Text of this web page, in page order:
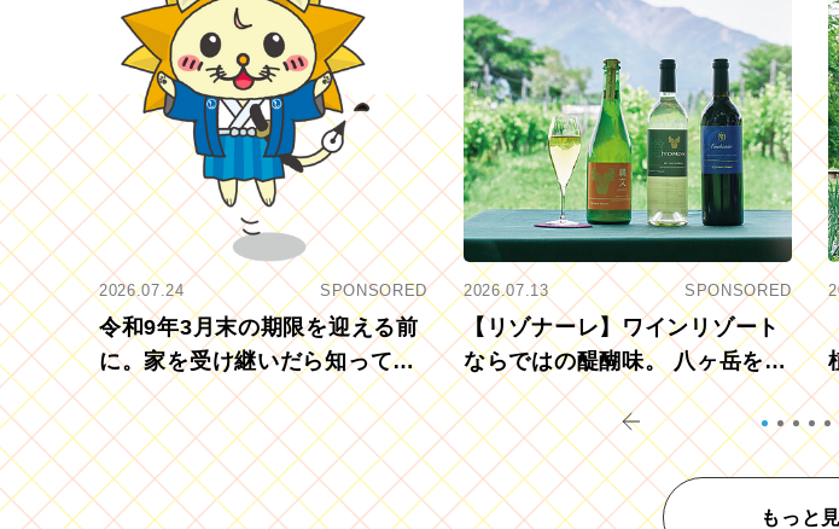
2026.07.24 SPONSORED
令和9年3月末の期限を迎える前
に。家を受け継いだら知ってお
きたい「相続登記の義務化」
2026.07.13 SPONSORED
【リゾナーレ】ワインリゾート
ならではの醍醐味。 八ヶ岳を望
むブドウ畑でアペロ
もっと